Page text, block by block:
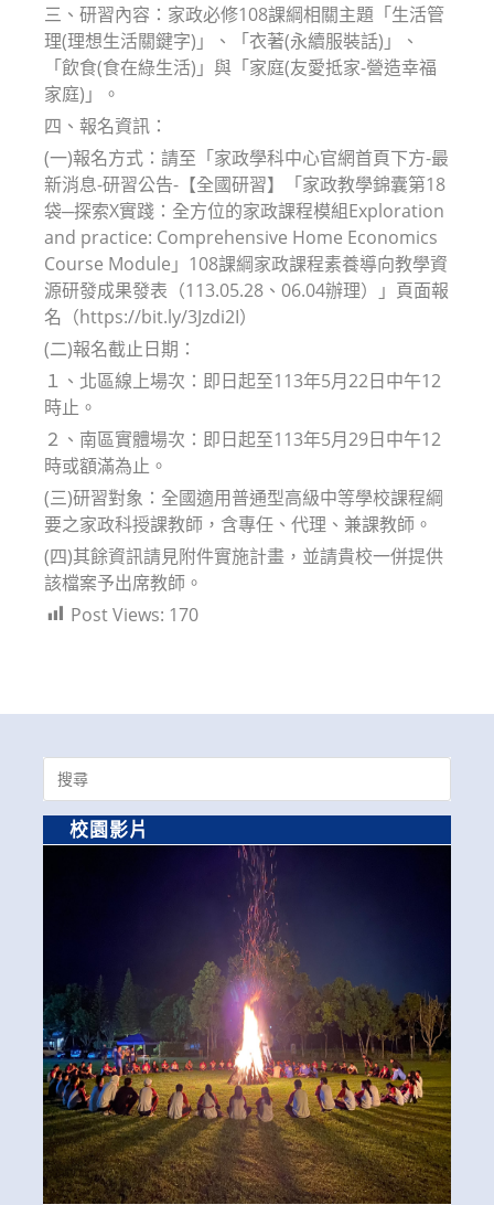
三、研習內容：家政必修108課綱相關主題「生活管
理(理想生活關鍵字)」、「衣著(永續服裝話)」、
「飲食(食在綠生活)」與「家庭(友愛抵家-營造幸福
家庭)」。
四、報名資訊：
(一)報名方式：請至「家政學科中心官網首頁下方-最
新消息-研習公告-【全國研習】「家政教學錦囊第18
袋─探索X實踐：全方位的家政課程模組Exploration
and practice: Comprehensive Home Economics
Course Module」108課綱家政課程素養導向教學資
源研發成果發表（113.05.28、06.04辦理）」頁面報
名（https://bit.ly/3Jzdi2I）
(二)報名截止日期：
１、北區線上場次：即日起至113年5月22日中午12
時止。
２、南區實體場次：即日起至113年5月29日中午12
時或額滿為止。
(三)研習對象：全國適用普通型高級中等學校課程綱
要之家政科授課教師，含專任、代理、兼課教師。
(四)其餘資訊請見附件實施計畫，並請貴校一併提供
該檔案予出席教師。
Post Views: 170
Search
for:
校園影片